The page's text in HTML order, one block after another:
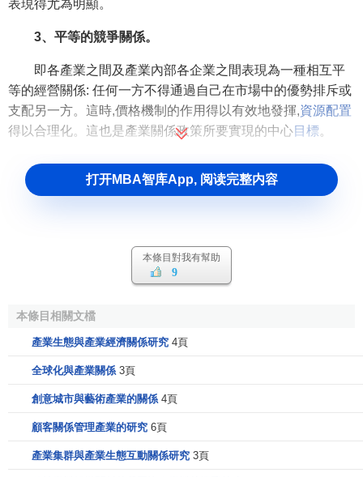
表現得尤為明顯。
3、平等的競爭關係。
即各產業之間及產業內部各企業之間表現為一種相互平
等的經營關係: 任何一方不得通過自己在市場中的優勢排斥或
支配另一方。這時,價格機制的作用得以有效地發揮,資源配置
得以合理化。這也是產業關係政策所要實現的中心目標。
打开MBA智库App, 阅读完整内容
本條目對我有幫助
9
本條目相關文檔
產業生態與產業經濟關係研究 4頁
全球化與產業關係 3頁
創意城市與藝術產業的關係 4頁
顧客關係管理產業的研究 6頁
產業集群與產業生態互動關係研究 3頁